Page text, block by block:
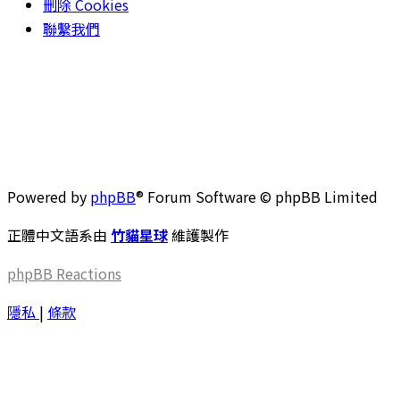
刪除 Cookies
聯繫我們
Powered by phpBB® Forum Software © phpBB Limited
正體中文語系由 竹貓星球維護製作
phpBB Reactions
隱私 | 條款